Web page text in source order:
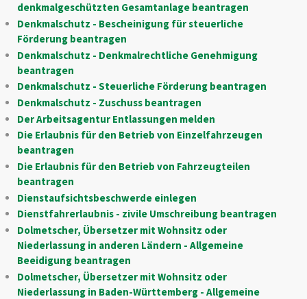
denkmalgeschützten Gesamtanlage beantragen
Denkmalschutz - Bescheinigung für steuerliche
Förderung beantragen
Denkmalschutz - Denkmalrechtliche Genehmigung
beantragen
Denkmalschutz - Steuerliche Förderung beantragen
Denkmalschutz - Zuschuss beantragen
Der Arbeitsagentur Entlassungen melden
Die Erlaubnis für den Betrieb von Einzelfahrzeugen
beantragen
Die Erlaubnis für den Betrieb von Fahrzeugteilen
beantragen
Dienstaufsichtsbeschwerde einlegen
Dienstfahrerlaubnis - zivile Umschreibung beantragen
Dolmetscher, Übersetzer mit Wohnsitz oder
Niederlassung in anderen Ländern - Allgemeine
Beeidigung beantragen
Dolmetscher, Übersetzer mit Wohnsitz oder
Niederlassung in Baden-Württemberg - Allgemeine